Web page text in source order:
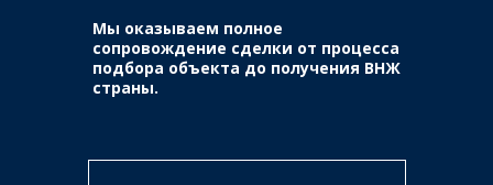
Мы оказываем полное
сопровождение сделки от процесса
подбора объекта до получения ВНЖ
страны.